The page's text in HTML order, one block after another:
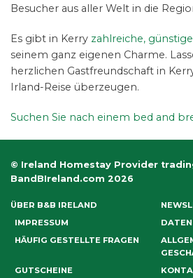
Besucher aus aller Welt in die
Es gibt in Kerry zahlreiche,
seinem ganz eigenen Charme.
herzlichen Gastfreundschaft in
Irland-Reise überzeugen.
Suchen Sie nach einem bed and
© Ireland Homestay Provider
BandBIreland.com 2026
ÜBER B&B IRELAND
IMPRESSUM
HÄUFIG GESTELLTE FRAGEN
GUTSCHEINE